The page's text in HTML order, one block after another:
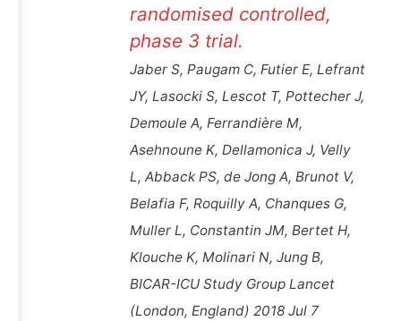
randomised controlled,
phase 3 trial.
Jaber S, Paugam C, Futier E, Lefrant
JY, Lasocki S, Lescot T, Pottecher J,
Demoule A, Ferrandière M,
Asehnoune K, Dellamonica J, Velly
L, Abback PS, de Jong A, Brunot V,
Belafia F, Roquilly A, Chanques G,
Muller L, Constantin JM, Bertet H,
Klouche K, Molinari N, Jung B,
BICAR-ICU Study Group Lancet
(London, England) 2018 Jul 7